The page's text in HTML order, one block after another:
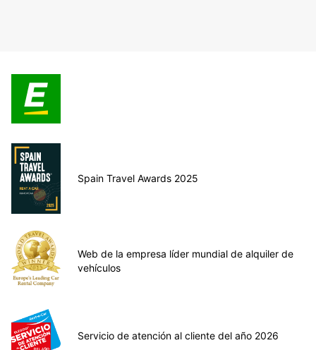
Spain Travel Awards 2025
Web de la empresa líder mundial de alquiler de
vehículos
Servicio de atención al cliente del año 2026